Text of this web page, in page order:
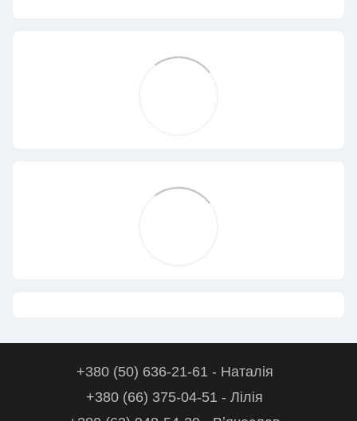
+380 (50) 636-21-61 - Наталія
+380 (66) 375-04-51 - Лілія